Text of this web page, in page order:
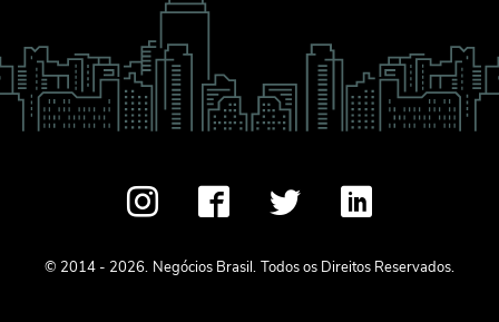
© 2014 - 2026. Negócios Brasil. Todos os Direitos Reservados.